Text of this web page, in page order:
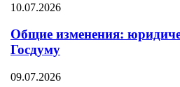
10.07.2026
Общие изменения:
Госдуму
09.07.2026